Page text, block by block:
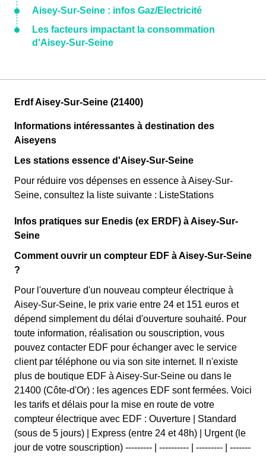
Aisey-Sur-Seine : infos Gaz/Electricité
Les facteurs impactant la consommation
d'Aisey-Sur-Seine
Erdf Aisey-Sur-Seine (21400)
Informations intéressantes à destination des
Aiseyens
Les stations essence d'Aisey-Sur-Seine
Pour réduire vos dépenses en essence à Aisey-Sur-
Seine, consultez la liste suivante : ListeStations
Infos pratiques sur Enedis (ex ERDF) à Aisey-Sur-
Seine
Comment ouvrir un compteur EDF à Aisey-Sur-Seine
?
Pour l'ouverture d'un nouveau compteur électrique à
Aisey-Sur-Seine, le prix varie entre 24 et 151 euros et
dépend simplement du délai d'ouverture souhaité. Pour
toute information, réalisation ou souscription, vous
pouvez contacter EDF pour échanger avec le service
client par téléphone ou via son site internet. Il n'existe
plus de boutique EDF à Aisey-Sur-Seine ou dans le
21400 (Côte-d'Or) : les agences EDF sont fermées. Voici
les tarifs et délais pour la mise en route de votre
compteur électrique avec EDF : Ouverture | Standard
(sous de 5 jours) | Express (entre 24 et 48h) | Urgent (le
jour de votre souscription) --------- | ---------- | --------- | -------